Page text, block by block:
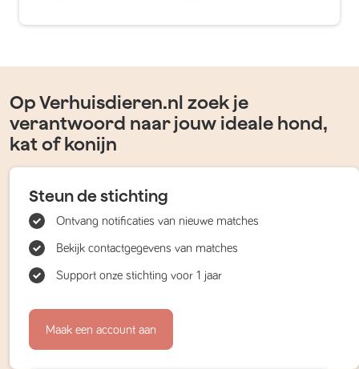
Op Verhuisdieren.nl zoek je
verantwoord naar jouw ideale hond,
kat of konijn
Steun de stichting
Ontvang notificaties van nieuwe matches
Bekijk contactgegevens van matches
Support onze stichting voor 1 jaar
Maak een account aan